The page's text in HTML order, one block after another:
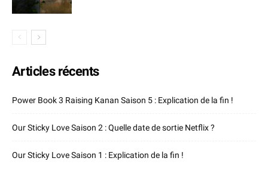
Articles récents
Power Book 3 Raising Kanan Saison 5 : Explication de la fin !
Our Sticky Love Saison 2 : Quelle date de sortie Netflix ?
Our Sticky Love Saison 1 : Explication de la fin !